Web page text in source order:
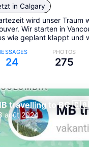
in Calgary
wird unser Traum
Wir starten in
wie geplant klappt und
24
PHOTOS
275
travelling to BC 🇨🇦
août 2024